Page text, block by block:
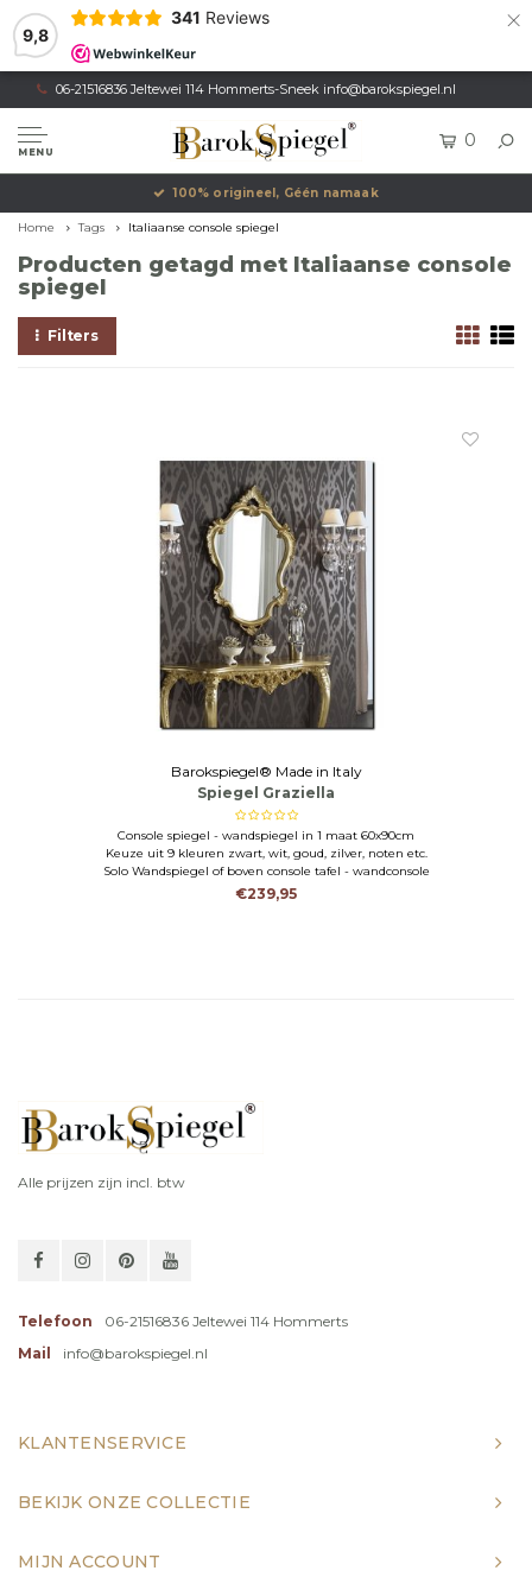
9,8
341 Reviews ×
06-21516836 Jeltewei 114 Hommerts-Sneek info@barokspiegel.nl
MENU
0
100% origineel, Géén namaak
Home Tags Italiaanse console spiegel
Producten getagd met Italiaanse console
spiegel
Filters
Barokspiegel® Made in Italy
Spiegel Graziella
Console spiegel - wandspiegel in 1 maat 60x90cm
Keuze uit 9 kleuren zwart, wit, goud, zilver, noten etc.
Solo Wandspiegel of boven console tafel - wandconsole
€239,95
Alle prijzen zijn incl. btw
Telefoon
06-21516836 Jeltewei 114 Hommerts
Mail
info@barokspiegel.nl
KLANTENSERVICE
BEKIJK ONZE COLLECTIE
MIJN ACCOUNT